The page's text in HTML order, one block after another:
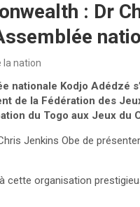
: Dr
la nation
nationale Kodjo Adédzé
de la Fédération des
du Togo aux Jeux du
Jenkins Obe de
cette organisation